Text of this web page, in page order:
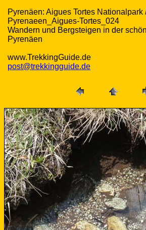
Pyrenäen: Aigues Tortes Nationalpark
Pyrenaeen_Aigues-Tortes_024
Wandern und Bergsteigen in der
Pyrenäen
www.TrekkingGuide.de
post@trekkingguide.de